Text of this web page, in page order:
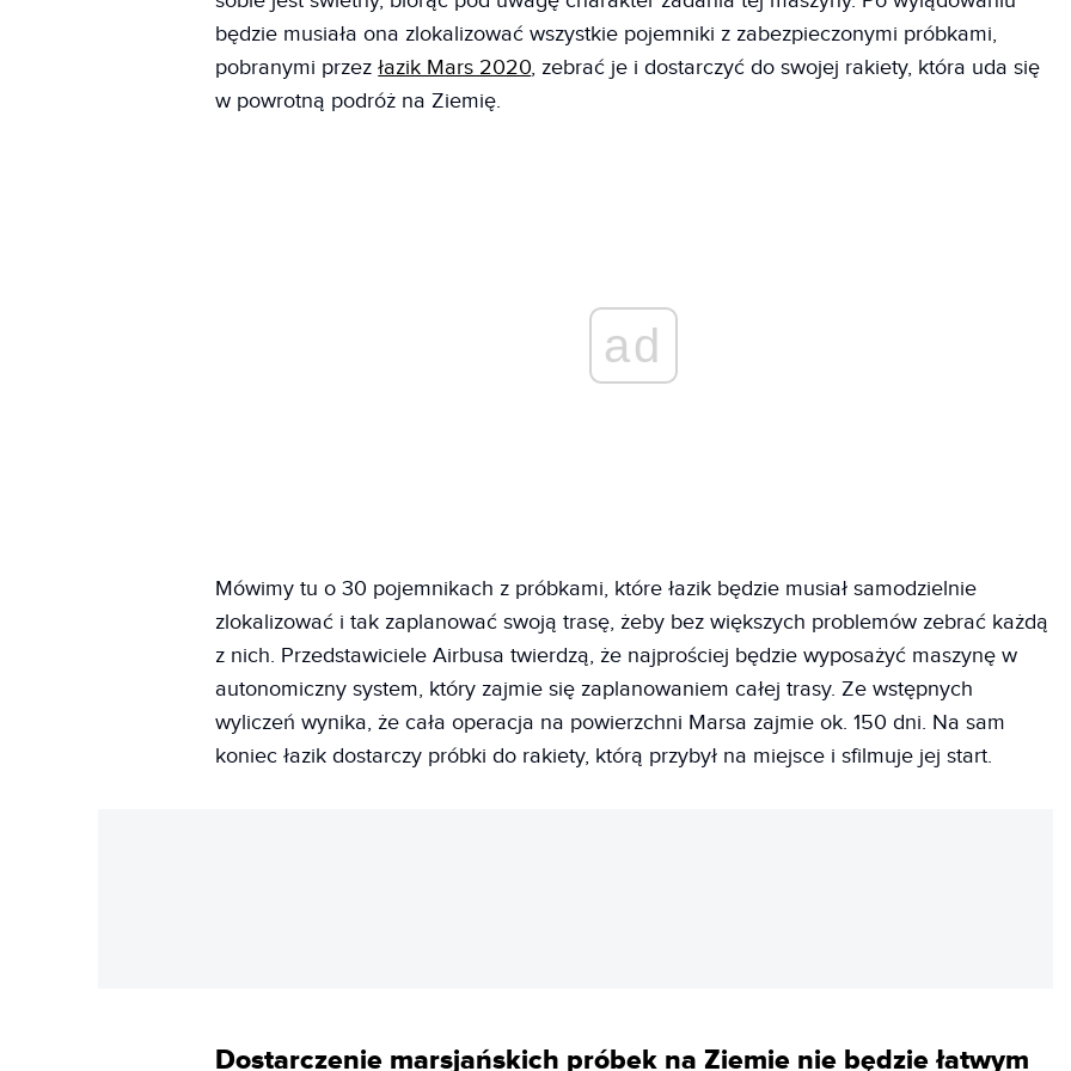
będzie musiała ona zlokalizować wszystkie pojemniki z zabezpieczonymi próbkami,
pobranymi przezłazik Mars 2020, zebrać je i dostarczyć do swojej rakiety, która uda się
w powrotną podróż na Ziemię.
ad
Mówimy tu o 30 pojemnikach z próbkami, które łazik będzie musiał samodzielnie
zlokalizować i tak zaplanować swoją trasę, żeby bez większych problemów zebrać każdą
z nich. Przedstawiciele Airbusa twierdzą, że najprościej będzie wyposażyć maszynę w
autonomiczny system, który zajmie się zaplanowaniem całej trasy. Ze wstępnych
wyliczeń wynika, że cała operacja na powierzchni Marsa zajmie ok. 150 dni. Na sam
koniec łazik dostarczy próbki do rakiety, którą przybył na miejsce i sfilmuje jej start.
Dostarczenie marsjańskich próbek na Ziemie nie będzie łatwym